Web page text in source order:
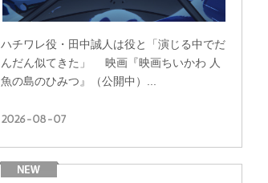
ハチワレ役・田中誠人は役と「演じる中でだ
んだん似てきた」 映画『映画ちいかわ 人
魚の島のひみつ』（公開中）...
2026-08-07